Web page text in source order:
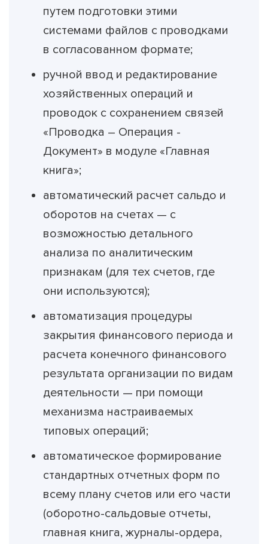
путем подготовки этими
системами файлов с проводками
в согласованном формате;
ручной ввод и редактирование
хозяйственных операций и
проводок с сохранением связей
«Проводка – Операция -
Документ» в модуле «Главная
книга»;
автоматический расчет сальдо и
оборотов на счетах — с
возможностью детального
анализа по аналитическим
признакам (для тех счетов, где
они используются);
автоматизация процедуры
закрытия финансового периода и
расчета конечного финансового
результата организации по видам
деятельности — при помощи
механизма настраиваемых
типовых операций;
автоматическое формирование
стандартных отчетных форм по
всему плану счетов или его части
(оборотно-сальдовые отчеты,
главная книга, журналы-ордера,